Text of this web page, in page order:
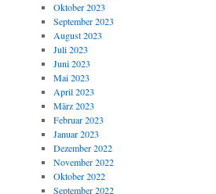
Oktober 2023
September 2023
August 2023
Juli 2023
Juni 2023
Mai 2023
April 2023
März 2023
Februar 2023
Januar 2023
Dezember 2022
November 2022
Oktober 2022
September 2022